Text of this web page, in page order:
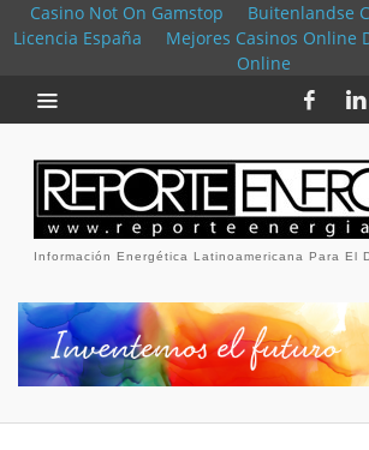
Casino Not On Gamstop Buitenlandse
Licencia España
Mejores Casinos Online
Online
Información Energética Latinoamericana Para El